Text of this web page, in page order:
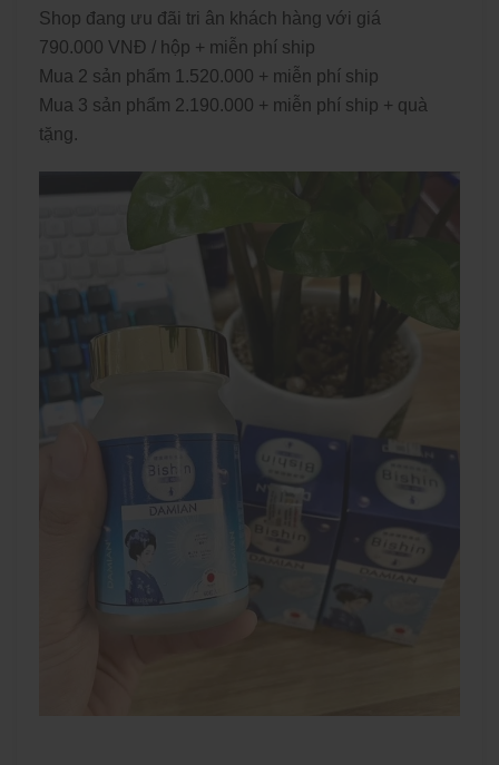
Shop đang ưu đãi tri ân khách hàng với giá
790.000 VNĐ / hộp + miễn phí ship
Mua 2 sản phẩm 1.520.000 + miễn phí ship
Mua 3 sản phẩm 2.190.000 + miễn phí ship + quà
tặng.